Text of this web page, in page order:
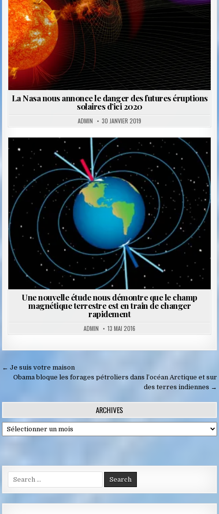
La Nasa nous annonce le danger des futures éruptions
solaires d’ici 2020
ADMIN 30 JANVIER 2019
Posted
in
Une nouvelle étude nous démontre que le champ
magnétique terrestre est en train de changer
rapidement
ADMIN 13 MAI 2016
Navigation
de
← Je suis votre maison
Obama bloque les forages pétroliers dans l’océan Arctique et sur
des terres indiennes →
ARCHIVES
Archives
Search
for: